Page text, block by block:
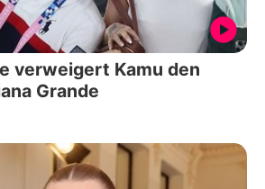
verweigert Kamu den
Grande